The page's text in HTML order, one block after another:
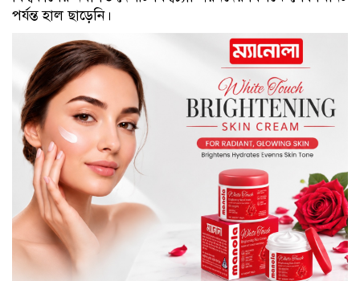
পর্যন্ত হাল ছাড়েনি।